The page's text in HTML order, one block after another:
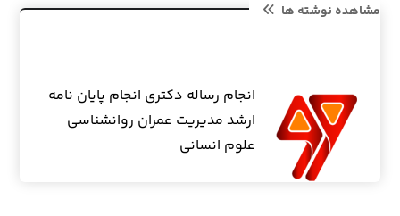
مشاهده نوشته ها
انجام رساله دکتری انجام پایان نامه
ارشد مدیریت عمران روانشناسی
علوم انسانی